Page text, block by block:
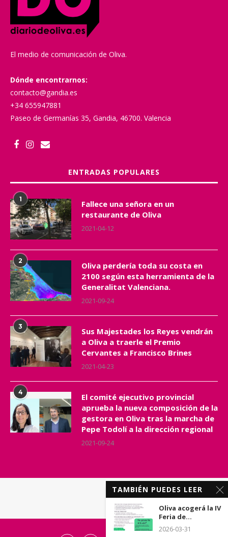
El medio de comunicación de Oliva.
Dónde encontrarnos:
contacto@gandia.es
+34 655947881
Paseo de Germanías 35, Gandia, 46700. Valencia
ENTRADAS POPULARES
1
Fallece una señora en un
restaurante de Oliva
2021-04-12
2
Oliva perdería toda su costa en
2100 según esta herramienta de la
Generalitat Valenciana.
2021-09-24
3
Sus Majestades los Reyes vendrán
a Oliva a traerle el Premio
Cervantes a Francisco Brines
2021-04-23
4
El comité ejecutivo provincial
aprueba la nueva composición de la
gestora en Oliva tras la marcha de
Pepe Todolí a la dirección regional
2021-09-24
TAMBIÉN PUEDES LEER
Oliva acogerá la IV
Feria de...
2026-03-31